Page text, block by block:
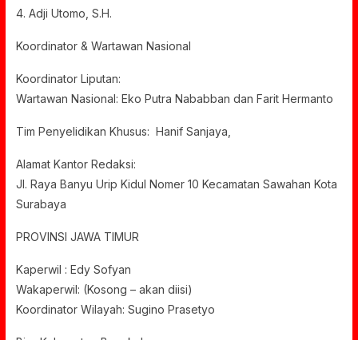
4. Adji Utomo, S.H.
Koordinator & Wartawan Nasional
Koordinator Liputan:
Wartawan Nasional: Eko Putra Nababban dan Farit Hermanto
Tim Penyelidikan Khusus: Hanif Sanjaya,
Alamat Kantor Redaksi:
Jl. Raya Banyu Urip Kidul Nomer 10 Kecamatan Sawahan Kota
Surabaya
PROVINSI JAWA TIMUR
Kaperwil : Edy Sofyan
Wakaperwil: (Kosong – akan diisi)
Koordinator Wilayah: Sugino Prasetyo